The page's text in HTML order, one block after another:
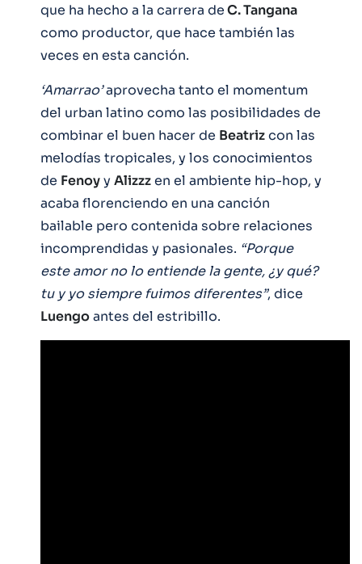
que ha hecho a la carrera deC. Tangana
como productor, que hace también las
veces en esta canción.
‘Amarrao’aprovecha tanto el momentum
del urban latino como las posibilidades de
combinar el buen hacer de Beatrizcon las
melodías tropicales, y los conocimientos
de Fenoyy Alizzzen el ambiente hip-hop, y
acaba florenciendo en una canción
bailable pero contenida sobre relaciones
incomprendidas y pasionales. “Porque
este amor no lo entiende la gente, ¿y qué?
tu y yo siempre fuimos diferentes”, dice
Luengoantes del estribillo.